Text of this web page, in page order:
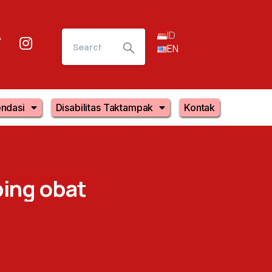
ID
EN
Disabilitas Taktampak Kontak
obat